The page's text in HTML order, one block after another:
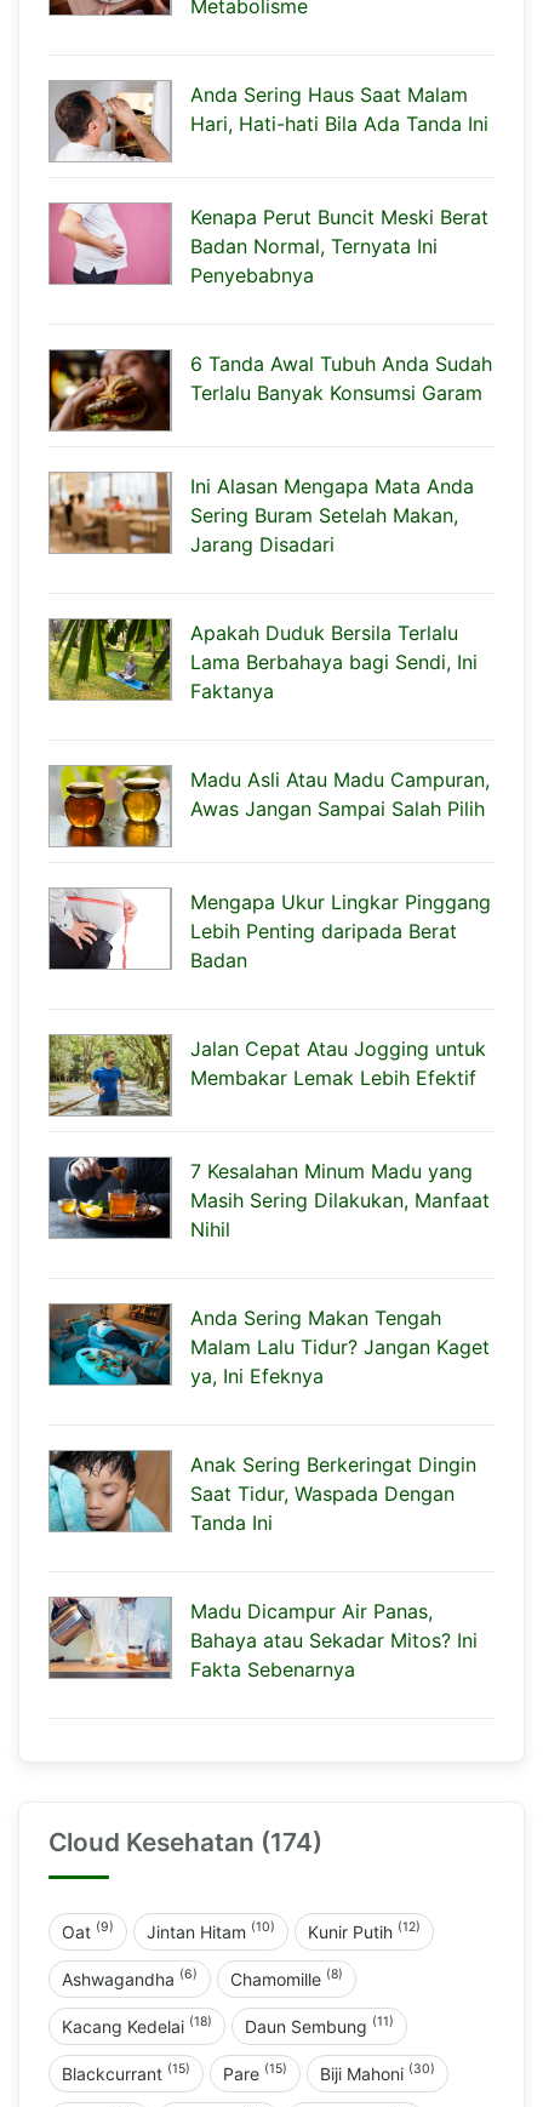
Metabolisme
Anda Sering Haus Saat Malam
Hari, Hati-hati Bila Ada Tanda Ini
Kenapa Perut Buncit Meski Berat
Badan Normal, Ternyata Ini
Penyebabnya
6 Tanda Awal Tubuh Anda Sudah
Terlalu Banyak Konsumsi Garam
Ini Alasan Mengapa Mata Anda
Sering Buram Setelah Makan,
Jarang Disadari
Apakah Duduk Bersila Terlalu
Lama Berbahaya bagi Sendi, Ini
Faktanya
Madu Asli Atau Madu Campuran,
Awas Jangan Sampai Salah Pilih
Mengapa Ukur Lingkar Pinggang
Lebih Penting daripada Berat
Badan
Jalan Cepat Atau Jogging untuk
Membakar Lemak Lebih Efektif
7 Kesalahan Minum Madu yang
Masih Sering Dilakukan, Manfaat
Nihil
Anda Sering Makan Tengah
Malam Lalu Tidur? Jangan Kaget
ya, Ini Efeknya
Anak Sering Berkeringat Dingin
Saat Tidur, Waspada Dengan
Tanda Ini
Madu Dicampur Air Panas,
Bahaya atau Sekadar Mitos? Ini
Fakta Sebenarnya
Cloud Kesehatan (174)
Oat (9) Jintan Hitam (10) Kunir Putih (12)
Ashwagandha (6) Chamomille (8)
Kacang Kedelai (18) Daun Sembung (11)
Blackcurrant (15) Pare (15) Biji Mahoni (30)